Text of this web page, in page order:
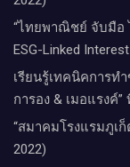
“ไทยพาณิชย์ จับมือ
ESG-Linked
เรียนรู้เทคนิคการท
การอง & เมอแรงค์
“สมาคมโรงแรมภูเ
2022)